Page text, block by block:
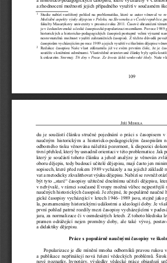
a zhodnocení možností jejich případného využití v současném
109
1
Studie nabízí rozšířený pohled na problematiku, které se autor věnoval ve
Mediální aspekty výuky dějepisu v Polsku, na Slovensku a v České republice,
fakulty Masarykovy univerzity v prosinci roku 2011. Časové ohraničení
je v československé a české časopisecké popularizaci mezníkem. Po roce 1989
historických a historicko-pedagogických časopisů postupně velmi výrazně
nesrovnatelná možnost využití zahraničních časopisů. Z těchto důvodů
časopisům vycházejícím po roce 1989 a jejich využití ve školním dějepise
2 Redakce  časopisu  Naše  vlast  zdůraznila  již  ve  svém  prvním  čísle,  že  je
soutěže s knižními odměnami. Vlastivědně orientované články byly spíše
k exkurzím. Srovnej: Tři dny v Praze. Ze života žáků venkovské školy . Naše
du je součástí článku stručné pojednání o práci s časopisem v
naučným  historickým  a  historicko-pedagogickým  časopisům
odborného tisku věnována náležitá pozornost, k dispozici
tivní přehled, který by usnadnil orientaci v této problematice. Jak
který je součástí tohoto článku a jehož analýze je věnován
oboru dějepis, tedy budoucí učitelé dějepisu, mají často jen
sopisech, které před rokem 1989 vycházely a na jejichž základě
vat a metodicky zkvalitňovat výuku dějepisu. Nabízí se rovněž
být tyto „staré“ časopisy užitečné dnešnímu učiteli dějepisu,
v nebývalé, v rámci současné Evropy možná vůbec nejpestřejší
naučných historických časopisů. Je zřejmé, že populárně
gické časopisy vycházející v letech 1946–1989 jsou, stejně jako
la, poznamenány historickými událostmi a ideologií doby. Je
první pohled patrné rozdíly mezi časopisy vycházejícími v
jara, za normalizace či v osmdesátých letech. Z tohoto hlediska
pramen  odrážející  nejen proměny  doby,  ale  také  vývoj,
a didaktiky dějepisu.
Práce s populárně naučnými časopisy ve
Popularizace je dle mínění mnoha odborníků pravou rukou
a publikace nepřinášejí nová řešení vědeckých problémů.
nové poznatky, hypotézy, výsledky vědecké práce objasňují
JIŘÍ MIHOLA